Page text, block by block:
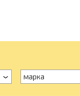
марка